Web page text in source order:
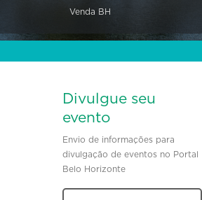
Venda BH
Divulgue seu
evento
Envio de informações para
divulgação de eventos no Portal
Belo Horizonte